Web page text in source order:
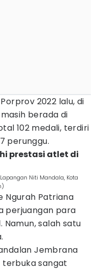
2022 lalu, di
berada di
102 medali, terdiri
perunggu.
prestasi atlet di
Niti Mandala, Kota
Ngurah Patriana
perjuangan para
salah satu
Jembrana
sangat